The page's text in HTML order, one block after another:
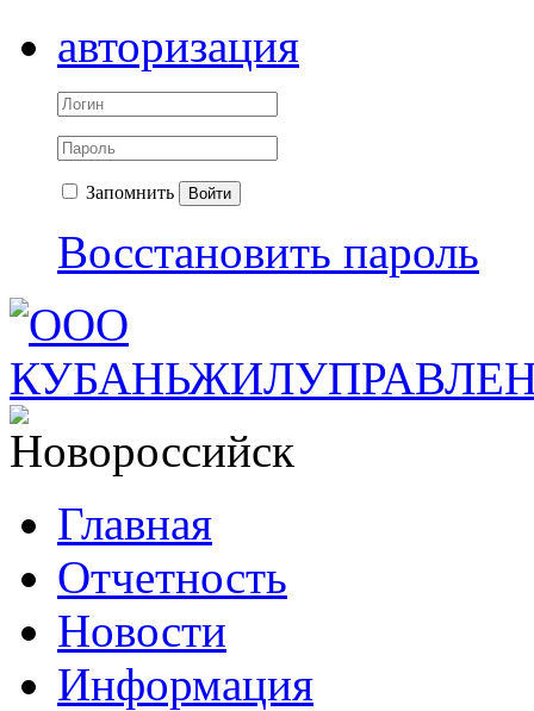
авторизация
Запомнить Войти
Восстановить пароль
Главная
Отчетность
Новости
Информация